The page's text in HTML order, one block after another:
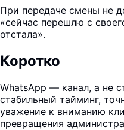
При передаче смены не
«сейчас перешлю с
отстала».
Коротко
WhatsApp — канал, а не
стабильный тайминг,
уважение к вниманию
превращения